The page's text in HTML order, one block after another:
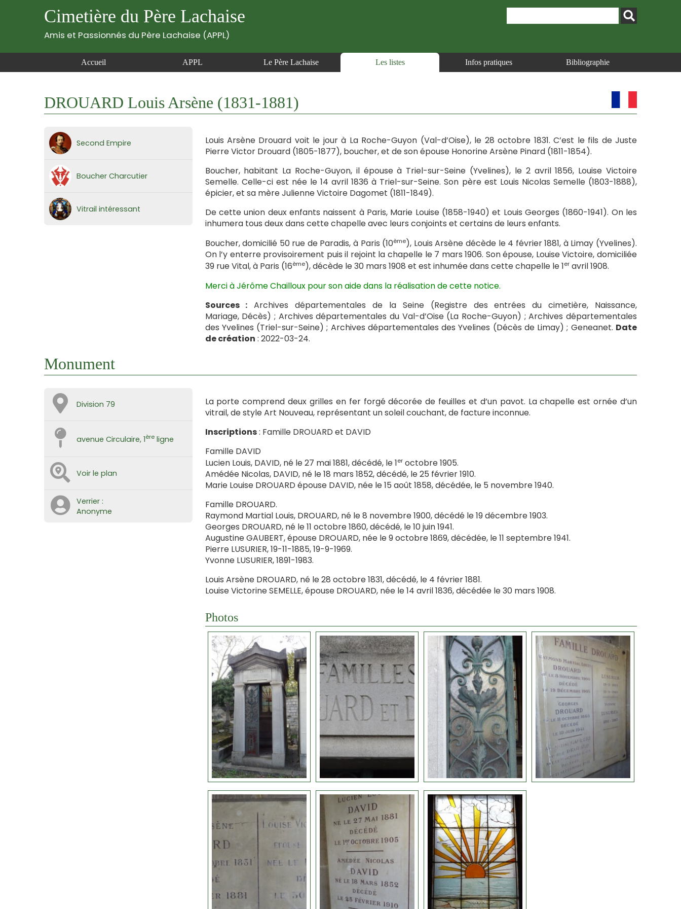
Cimetière du Père Lachaise
Amis et Passionnés du Père Lachaise (APPL)
Accueil APPL Le Père Lachaise Les listes Infos pratiques Bibliographie
DROUARD Louis Arsène (1831-1881)
Second Empire
Boucher Charcutier
Vitrail intéressant
Louis Arsène Drouard voit le jour à La Roche-Guyon (Val-d’Oise), le 28 octobre 1831. C’est le fils de Juste
Pierre Victor Drouard (1805-1877), boucher, et de son épouse Honorine Arsène Pinard (1811-1854).
Boucher, habitant La Roche-Guyon, il épouse à Triel-sur-Seine (Yvelines), le 2 avril 1856, Louise Victoire
Semelle. Celle-ci est née le 14 avril 1836 à Triel-sur-Seine. Son père est Louis Nicolas Semelle (1803-1888),
épicier, et sa mère Julienne Victoire Dagomet (1811-1849).
De cette union deux enfants naissent à Paris, Marie Louise (1858-1940) et Louis Georges (1860-1941). On les
inhumera tous deux dans cette chapelle avec leurs conjoints et certains de leurs enfants.
Boucher, domicilié 50 rue de Paradis, à Paris (10ème), Louis Arsène décède le 4 février 1881, à Limay (Yvelines).
On l’y enterre provisoirement puis il rejoint la chapelle le 7 mars 1906. Son épouse, Louise Victoire, domiciliée
39 rue Vital, à Paris (16ème), décède le 30 mars 1908 et est inhumée dans cette chapelle le 1eravril 1908.
Merci à Jérôme Chailloux pour son aide dans la réalisation de cette notice.
Sources : Archives départementales de la Seine (Registre des entrées du cimetière, Naissance,
Mariage, Décès) ; Archives départementales du Val-d’Oise (La Roche-Guyon) ; Archives départementales
des Yvelines (Triel-sur-Seine) ; Archives départementales des Yvelines (Décès de Limay) ; Geneanet. Date
de création : 2022-03-24.
Monument
Division 79
avenue Circulaire, 1ère ligne
Voir le plan
Verrier :
Anonyme
La porte comprend deux grilles en fer forgé décorée de feuilles et d’un pavot. La chapelle est ornée d’un
vitrail, de style Art Nouveau, représentant un soleil couchant, de facture inconnue.
Inscriptions: Famille DROUARD et DAVID
Famille DAVID
Lucien Louis, DAVID, né le 27 mai 1881, décédé, le 1eroctobre 1905.
Amédée Nicolas, DAVID, né le 18 mars 1852, décédé, le 25 février 1910.
Marie Louise DROUARD épouse DAVID, née le 15 août 1858, décédée, le 5 novembre 1940.
Famille DROUARD.
Raymond Martial Louis, DROUARD, né le 8 novembre 1900, décédé le 19 décembre 1903.
Georges DROUARD, né le 11 octobre 1860, décédé, le 10 juin 1941.
Augustine GAUBERT, épouse DROUARD, née le 9 octobre 1869, décédée, le 11 septembre 1941.
Pierre LUSURIER, 19-11-1885, 19-9-1969.
Yvonne LUSURIER, 1891-1983.
Louis Arsène DROUARD, né le 28 octobre 1831, décédé, le 4 février 1881.
Louise Victorine SEMELLE, épouse DROUARD, née le 14 avril 1836, décédée le 30 mars 1908.
Photos